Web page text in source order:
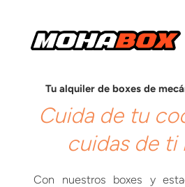
contenido
Tu alquiler de boxes de
Cuida de tu
cuidas de ti
Con nuestros boxes y